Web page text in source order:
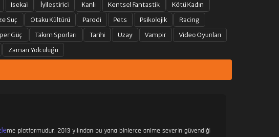
Isekai İyileştirici Kanlı Kentsel Fantastik
Kötü Kadın
Suç Otaku Kültürü Parodi Pets Psikolojik
Racing
Güç Takım Sporları Tarihi Uzay Vampir
Video Oyunları
Zaman Yolculuğu
me platformudur. 2013 yılından bu yana binlerce anime severin güvendiği